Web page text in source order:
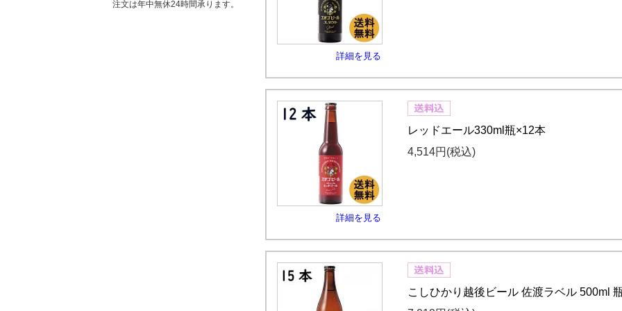
注文は年中無休24時間承ります。
詳細を見る
詳細を見る
レッドエール330ml瓶×12本
4,514円 (税込)
こしひかり越後ビール 佐渡ラベル 500ml